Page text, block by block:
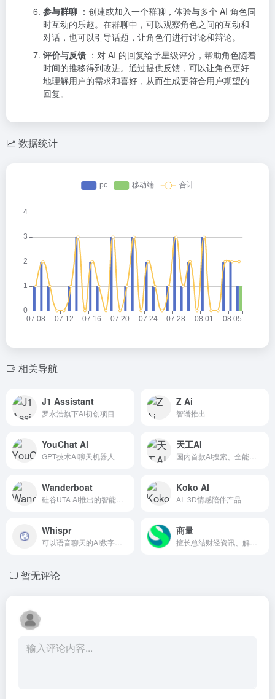
参与群聊 ：创建或加入一个群聊，体验与多个 AI 角色同
时互动的乐趣。在群聊中，可以观察角色之间的互动和
对话，也可以引导话题，让角色们进行讨论和辩论。
评价与反馈 ：对 AI 的回复给予星级评分，帮助角色随着
时间的推移得到改进。通过提供反馈，可以让角色更好
地理解用户的需求和喜好，从而生成更符合用户期望的
回复。
数据统计
相关导航
J1 Assistant
罗永浩旗下AI初创项目
Z Ai
智谱推出
YouChat Al
GPT技术AI聊天机器人
天工AI
Wanderboat Koko Al
AI+3D情感陪伴产品
Whispr 商量
暂无评论